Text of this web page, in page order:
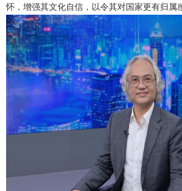
怀，增强其文化自信，以令其对国家更有归属